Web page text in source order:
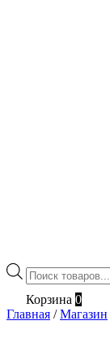
Поиск
товаров
Корзина 0
Главная / Магазин